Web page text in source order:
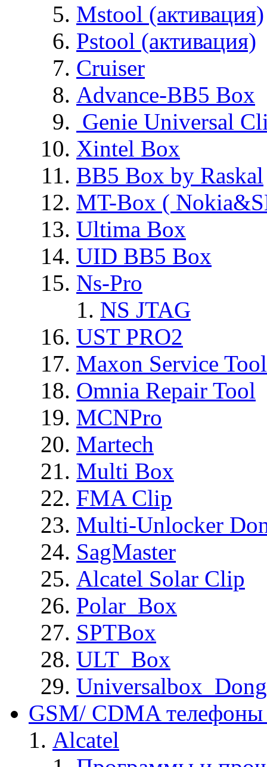
Mstool (активация)
Pstool (активация)
Cruiser
Advance-BB5 Box
Genie Universal
Xintel Box
BB5 Box by Raskal
MT-Box (
Ultima Box
UID BB5 Box
Ns-Pro
NS JTAG
UST PRO2
Maxon Service
Omnia Repair Tool
MCNPro
Martech
Multi Box
FMA Clip
Multi-Unlocker
SagMaster
Alcatel Solar Clip
Polar_Box
SPTBox
ULT_Box
GSM/ CDMA
Alcatel